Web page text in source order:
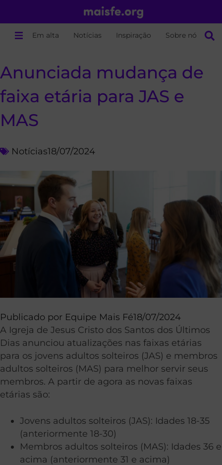
Em alta Notícias Inspiração Sobre nós
Anunciada mudança de
faixa etária para JAS e
MAS
Notícias18/07/2024
Publicado por Equipe Mais Fé18/07/2024
A Igreja de Jesus Cristo dos Santos dos Últimos
Dias anunciou atualizações nas faixas etárias
para os jovens adultos solteiros (JAS) e membros
adultos solteiros (MAS) para melhor servir seus
membros. A partir de agora as novas faixas
etárias são:
Jovens adultos solteiros (JAS): Idades 18-35
(anteriormente 18-30)
Membros adultos solteiros (MAS): Idades 36 e
acima (anteriormente 31 e acima)